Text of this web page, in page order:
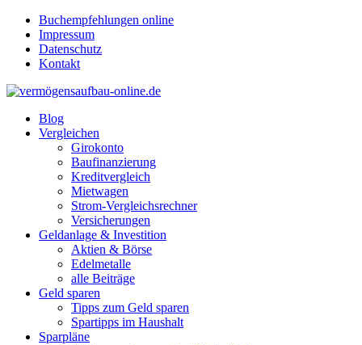
Buchempfehlungen online
Impressum
Datenschutz
Kontakt
Blog
Vergleichen
Girokonto
Baufinanzierung
Kreditvergleich
Mietwagen
Strom-Vergleichsrechner
Versicherungen
Geldanlage & Investition
Aktien & Börse
Edelmetalle
alle Beiträge
Geld sparen
Tipps zum Geld sparen
Spartipps im Haushalt
Sparpläne